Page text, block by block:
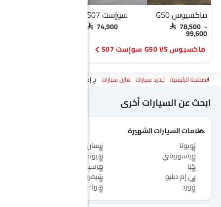
ماكسيوس G50
SAR 78,500 -
99,600
سوإست S07
SAR 74,900
ماكسيوس G50 VS سوإست S07
الصفحة الرئيسية جديد سيارات قارن سيارات ج إم سي فيجوس Vs ماكسيوس G50
ابحث عن السيارات أخرى
علامات السيارات الشهيرة
تويوتا
نيسان
ميتسوبيشي
هيونداي
كيا
مرسيدس-بنز
بي إم دبليو
شيفروليه
فورد
هوندا